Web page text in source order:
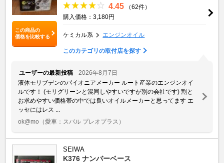
この商品の
価格を比較する
4.45
（62件）
購入価格：3,180円
ケミカル系 エンジンオイル
このカテゴリの取付店を探す
ユーザーの最新投稿
2026年8月7日
液体モリブデンのパイオニアメーカー ルート産業のエンジンオイ
ルです！ (モリグリーンと混同しやすいですが別の会社です) 割と
お求めやすい価格帯の中では良いオイルメーカーと思ってます エ
ッセにはレス ...
ok@mo （愛車：スバル プレオプラス）
SEIWA
K376 ナンバーベース